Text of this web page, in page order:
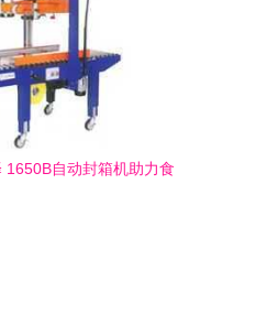
1650B自动封箱机助力食